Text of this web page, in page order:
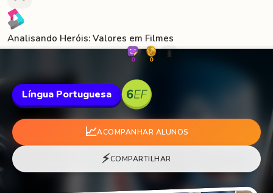
Analisando Heróis: Valores em Filmes
0 0 🐛
Língua Portuguesa
📈ACOMPANHAR ALUNOS
⚡COMPARTILHAR